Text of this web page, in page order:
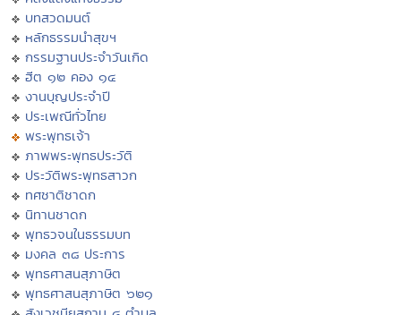
บทสวดมนต์
หลักธรรมนำสุขฯ
กรรมฐานประจำวันเกิด
ฮีต ๑๒ คอง ๑๔
งานบุญประจำปี
ประเพณีทั่วไทย
พระพุทธเจ้า
ภาพพระพุทธประวัติ
ประวัติพระพุทธสาวก
ทศชาติชาดก
นิทานชาดก
พุทธวจนในธรรมบท
มงคล ๓๘ ประการ
พุทธศาสนสุภาษิต
พุทธศาสนสุภาษิต ๖๒๑